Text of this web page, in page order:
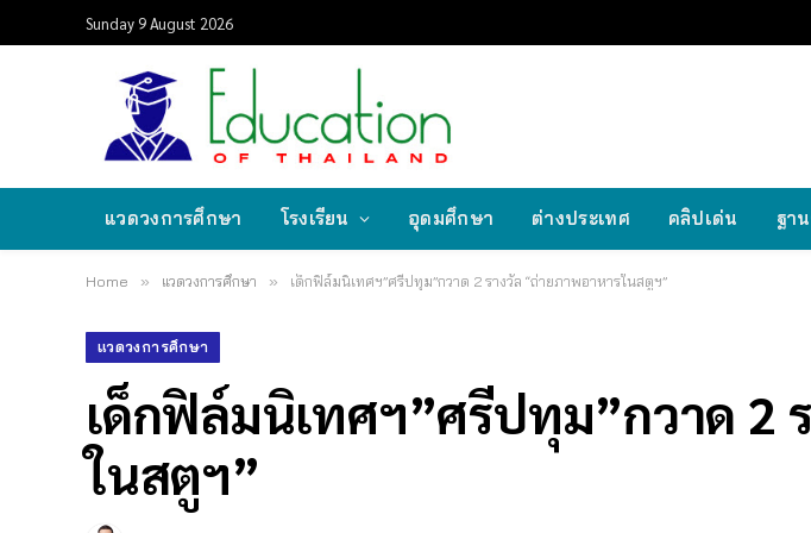
Sunday 9 August 2026
แวดวงการศึกษา โรงเรียน อุดมศึกษา ต่างประเทศ คลิปเด่น ฐา
Home » แวดวงการศึกษา » เด็กฟิล์มนิเทศฯ”ศรีปทุม”กวาด 2 รางวัล “ถ่ายภาพอาหารในสตูฯ”
แวดวงการศึกษา
เด็กฟิล์มนิเทศฯ”ศรีปทุม”กวาด 2
ในสตูฯ”